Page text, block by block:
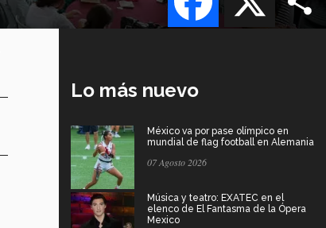
Lo más nuevo
México va por pase olímpico en
mundial de flag football en Alemania
07 Agosto 2026
Música y teatro: EXATEC en el
elenco de El Fantasma de la Ópera
Mexico